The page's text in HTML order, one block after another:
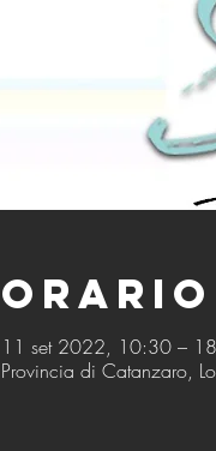
Orario
11 set 2022, 10:30 –
Provincia di Catanzaro,